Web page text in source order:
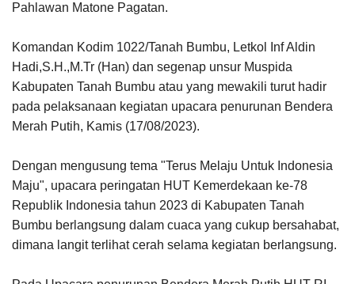
Pahlawan Matone Pagatan.
Komandan Kodim 1022/Tanah Bumbu, Letkol Inf Aldin
Hadi,S.H.,M.Tr (Han) dan segenap unsur Muspida
Kabupaten Tanah Bumbu atau yang mewakili turut hadir
pada pelaksanaan kegiatan upacara penurunan Bendera
Merah Putih, Kamis (17/08/2023).
Dengan mengusung tema "Terus Melaju Untuk Indonesia
Maju", upacara peringatan HUT Kemerdekaan ke-78
Republik Indonesia tahun 2023 di Kabupaten Tanah
Bumbu berlangsung dalam cuaca yang cukup bersahabat,
dimana langit terlihat cerah selama kegiatan berlangsung.